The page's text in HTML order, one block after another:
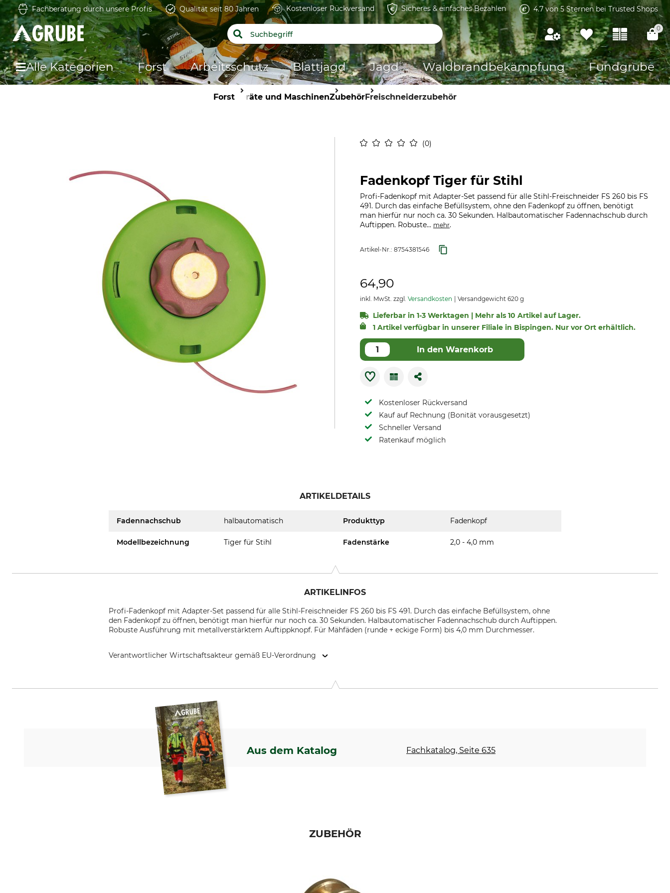
Fachberatung durch unsere Profis Qualität seit 80 Jahren Kostenloser Rückversand Sicheres & einfaches Bezahlen 4.7 von 5 Sternen bei Trusted Shops
0
Alle Kategorien Forst Arbeitsschutz Blattjagd Jagd Waldbrandbekämpfung Fundgrube
Forst Geräte und MaschinenZubehörFreischneiderzubehör
0
Fadenkopf Tiger für Stihl
Profi-Fadenkopf mit Adapter-Set passend für alle Stihl-Freischneider FS 260 bis FS
491. Durch das einfache Befüllsystem, ohne den Fadenkopf zu öffnen, benötigt
man hierfür nur noch ca. 30 Sekunden. Halbautomatischer Fadennachschub durch
Auftippen. Robuste... mehr.
Artikel-Nr.: 8754381546
64,90
inkl. MwSt. zzgl. Versandkosten Versandgewicht 620 g
Lieferbar in 1-3 Werktagen | Mehr als 10 Artikel auf Lager.
1 Artikel verfügbar in unserer Filiale in Bispingen. Nur vor Ort erhältlich.
In den Warenkorb
Kostenloser Rückversand
Kauf auf Rechnung (Bonität vorausgesetzt)
Schneller Versand
Ratenkauf möglich
ARTIKELDETAILS
Fadennachschub halbautomatisch Produkttyp Fadenkopf
Modellbezeichnung Tiger für Stihl Fadenstärke 2,0 - 4,0 mm
ARTIKELINFOS
Profi-Fadenkopf mit Adapter-Set passend für alle Stihl-Freischneider FS 260 bis FS 491. Durch das einfache Befüllsystem, ohne
den Fadenkopf zu öffnen, benötigt man hierfür nur noch ca. 30 Sekunden. Halbautomatischer Fadennachschub durch Auftippen.
Robuste Ausführung mit metallverstärktem Auftippknopf. Für Mähfäden (runde + eckige Form) bis 4,0 mm Durchmesser.
Verantwortlicher Wirtschaftsakteur gemäß EU-Verordnung
Aus dem Katalog Fachkatalog, Seite 635
ZUBEHÖR